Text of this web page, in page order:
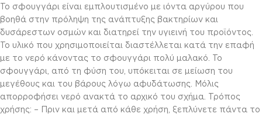
Το σφουγγάρι είναι εμπλουτισμένο με ιόντα αργύρου που
βοηθά στην πρόληψη της ανάπτυξης βακτηρίων και
δυσάρεστων οσμών και διατηρεί την υγιεινή του προϊόντος.
Το υλικό που χρησιμοποιείται διαστέλλεται κατά την επαφή
με το νερό κάνοντας το σφουγγάρι πολύ μαλακό. Το
σφουγγάρι, από τη φύση του, υπόκειται σε μείωση του
μεγέθους και του βάρους λόγω αφυδάτωσης. Μόλις
απορροφήσει νερό ανακτά το αρχικό του σχήμα. Τρόπος
χρήσης: – Πριν και μετά από κάθε χρήση, ξεπλύνετε πάντα το